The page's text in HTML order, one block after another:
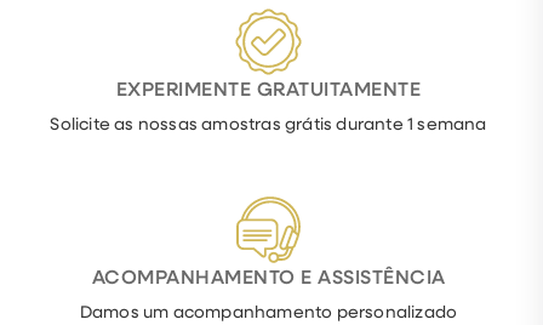
EXPERIMENTE GRATUITAMENTE
Solicite as nossas amostras grátis durante 1 semana
ACOMPANHAMENTO E ASSISTÊNCIA
Damos um acompanhamento personalizado